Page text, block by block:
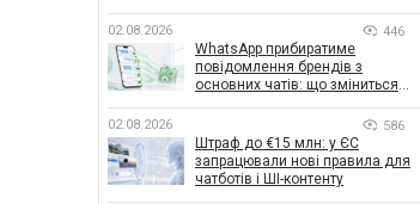
02.08.2026 446
WhatsApp прибиратиме
повідомлення брендів з
основних чатів: що зміниться
02.08.2026 586
Штраф до €15 млн: у ЄС
запрацювали нові правила для
чатботів і ШІ-контенту